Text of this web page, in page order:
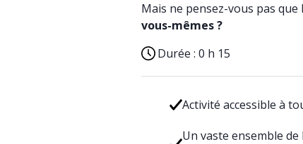
Mais ne pensez-vous pas que
vous-mêmes ?
Durée : 0 h 15
Activité accessible à
Un vaste ensemble